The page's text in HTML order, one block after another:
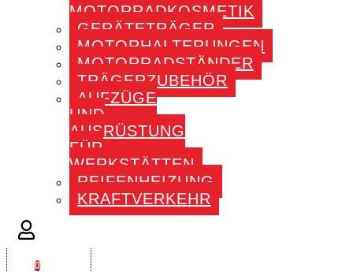
MOTORRADKOSMETIK
GERÄTETRÄGER
MOTORHALTERUNGEN
MOTORRADSTÄNDER
TRÄGERZUBEHÖR
AUFZÜGE
UND
AUSRÜSTUNG
FÜR
WERKSTÄTTEN
REIFENHEIZUNG
KRAFTVERKEHR
0